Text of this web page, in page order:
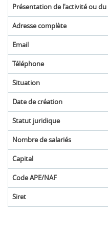
Présentation de l'activité ou
Adresse complète
Email
Téléphone
Situation
Date de création
Statut juridique
Nombre de salariés
Capital
Code APE/NAF
Siret